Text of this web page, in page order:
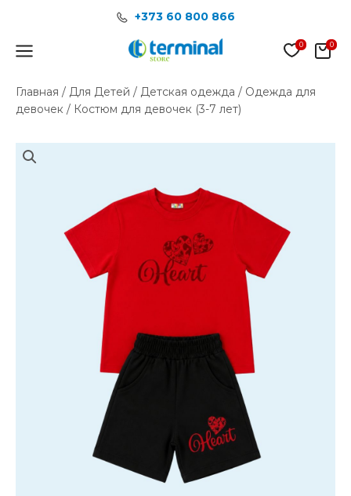
содержимому
+373 60 800 866
Main
Главная / Для Детей / Детская одежда / Одежда для
девочек / Костюм для девочек (3-7 лет)